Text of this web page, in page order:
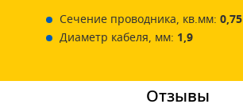
Сечение проводника, кв.мм: 0,75
Диаметр кабеля, мм: 1,9
Отзывы